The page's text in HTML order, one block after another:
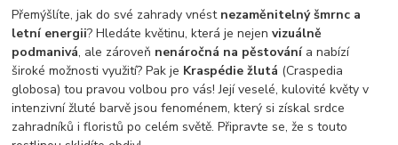
Přemýšlíte, jak do své zahrady vnést nezaměnitelný šmrnc a
letní energii? Hledáte květinu, která je nejenvizuálně
podmanivá, ale zároveň nenáročná na pěstovánía nabízí
široké možnosti využití? Pak je Kraspédie žlutá (Craspedia
globosa) tou pravou volbou pro vás! Její veselé, kulovité květy v
intenzivní žluté barvě jsou fenoménem, který si získal srdce
zahradníků i floristů po celém světě. Připravte se, že s touto